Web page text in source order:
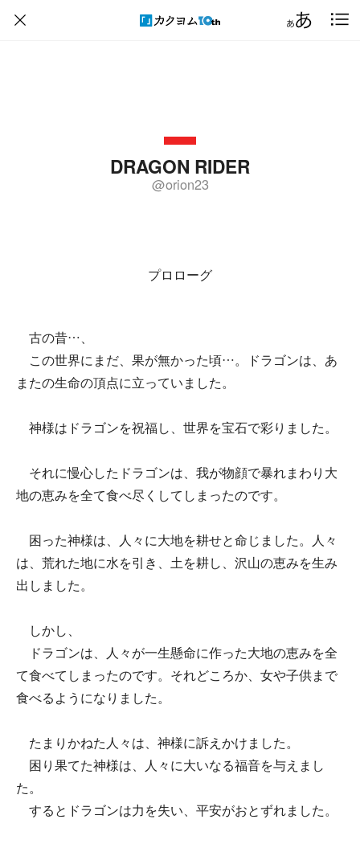
DRAGON RIDER
@orion23
プロローグ
古の昔…、
この世界にまだ、果が無かった頃…。ドラゴンは、あ
またの生命の頂点に立っていました。
神様はドラゴンを祝福し、世界を宝石で彩りました。
それに慢心したドラゴンは、我が物顔で暴れまわり大
地の恵みを全て食べ尽くしてしまったのです。
困った神様は、人々に大地を耕せと命じました。人々
は、荒れた地に水を引き、土を耕し、沢山の恵みを生み
出しました。
しかし、
ドラゴンは、人々が一生懸命に作った大地の恵みを全
て食べてしまったのです。それどころか、女や子供まで
食べるようになりました。
たまりかねた人々は、神様に訴えかけました。
困り果てた神様は、人々に大いなる福音を与えまし
た。
するとドラゴンは力を失い、平安がおとずれました。